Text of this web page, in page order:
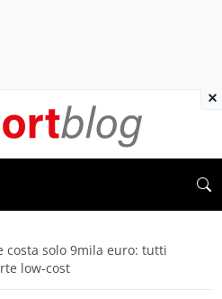
costa solo 9mila euro: tutti
low-cost
×